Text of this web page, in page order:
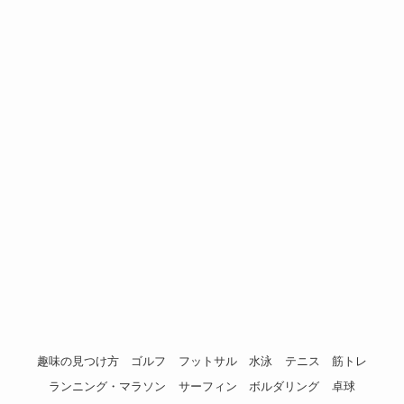
趣味の見つけ方 ゴルフ フットサル 水泳 テニス
筋トレ
ランニング・マラソン
サーフィン ボルダリング 卓球